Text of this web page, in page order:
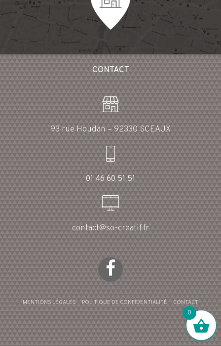
CONTACT
93 rue Houdan – 92330 SCEAUX
01 46 60 51 51
contact@so-creatif.fr
MENTIONS LÉGALES POLITIQUE DE CONFIDENTIALITÉ CONTACT
0